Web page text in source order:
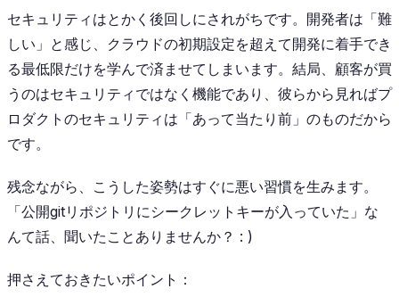
セキュリティはとかく後回しにされがちです。開発者は「難
しい」と感じ、クラウドの初期設定を超えて開発に着手でき
る最低限だけを学んで済ませてしまいます。結局、顧客が買
うのはセキュリティではなく機能であり、彼らから見ればプ
ロダクトのセキュリティは「あって当たり前」のものだから
です。
残念ながら、こうした姿勢はすぐに悪い習慣を生みます。
「公開gitリポジトリにシークレットキーが入っていた」な
んて話、聞いたことありませんか？ : )
押さえておきたいポイント：